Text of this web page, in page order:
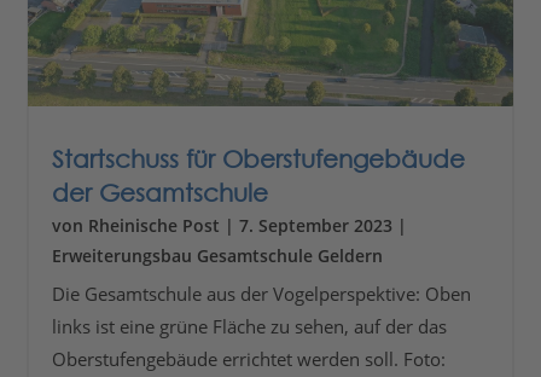
Startschuss für Oberstufengebäude
der Gesamtschule
von Rheinische Post |7. September 2023 |
Erweiterungsbau Gesamtschule Geldern
Die Gesamtschule aus der Vogelperspektive: Oben
links ist eine grüne Fläche zu sehen, auf der das
Oberstufengebäude errichtet werden soll. Foto: